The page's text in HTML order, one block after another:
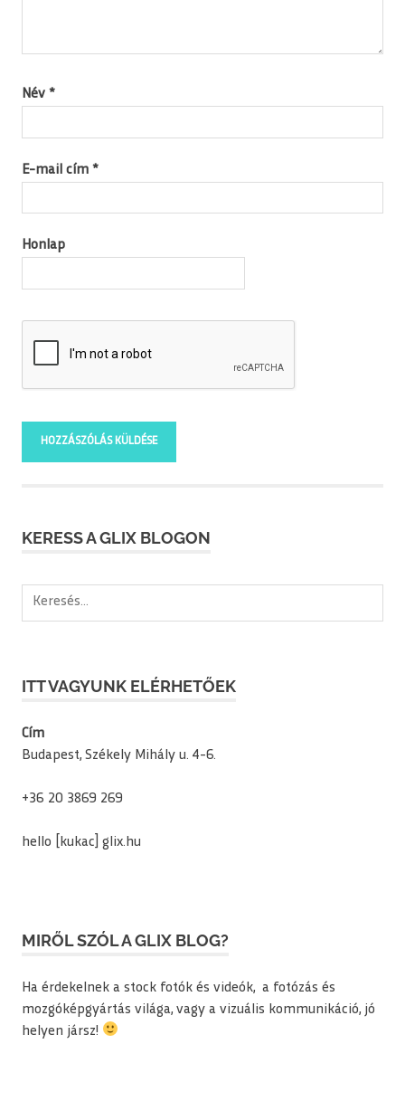
Név *
E-mail cím *
Honlap
KERESS A GLIX BLOGON
Keresés:
ITT VAGYUNK ELÉRHETŐEK
Cím
Budapest, Székely Mihály u. 4-6.
+36 20 3869 269
hello [kukac] glix.hu
MIRŐL SZÓL A GLIX BLOG?
Ha érdekelnek a stock fotók és videók, a fotózás és
mozgóképgyártás világa, vagy a vizuális kommunikáció, jó
helyen jársz!